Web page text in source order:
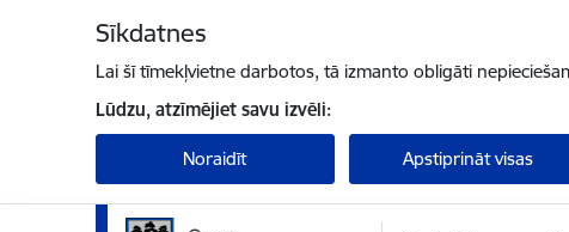
Sīkdatnes
Lai šī tīmekļvietne darbotos, tā izmanto obligāti
Lūdzu, atzīmējiet savu izvēli:
Noraidīt Apstiprināt visas